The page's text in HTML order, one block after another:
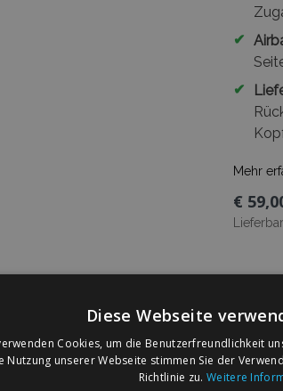
✔
✔
Mehr
€
Diese Webseite
Cookies, um die Benutzerfreundlichkeit
Nutzung unserer Webseite stimmen Sie der
Richtlinie zu.Weitere